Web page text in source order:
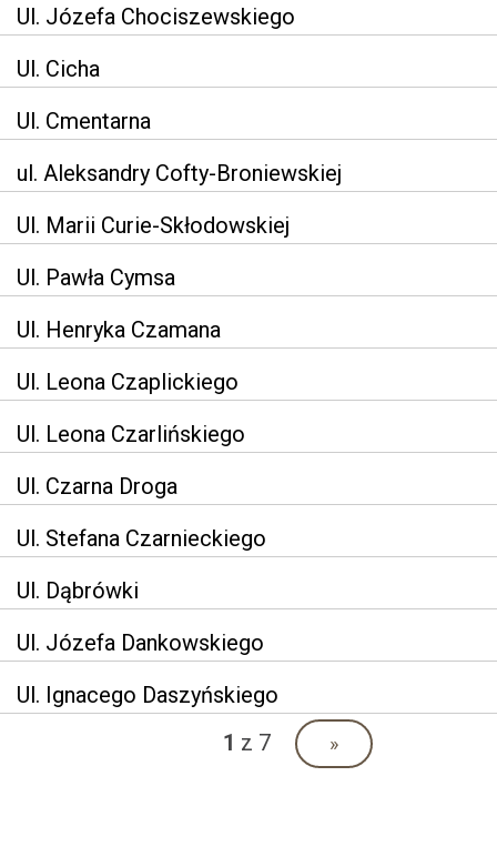
Ul. Józefa Chociszewskiego
Ul. Cicha
Ul. Cmentarna
ul. Aleksandry Cofty-Broniewskiej
Ul. Marii Curie-Skłodowskiej
Ul. Pawła Cymsa
Ul. Henryka Czamana
Ul. Leona Czaplickiego
Ul. Leona Czarlińskiego
Ul. Czarna Droga
Ul. Stefana Czarnieckiego
Ul. Dąbrówki
Ul. Józefa Dankowskiego
Ul. Ignacego Daszyńskiego
1 z 7 »